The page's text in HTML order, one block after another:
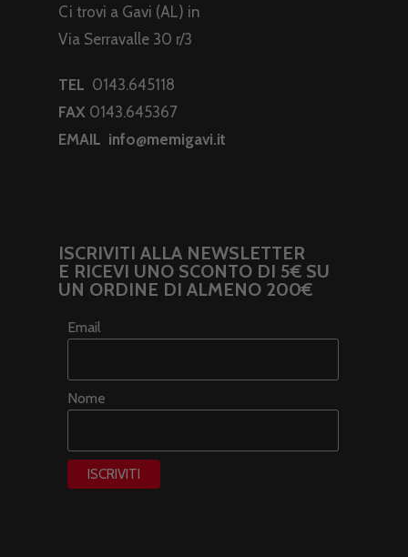
Ci trovi a Gavi (AL) in
Via Serravalle 30 r/3
TEL 0143.645118
FAX 0143.645367
EMAIL info@memigavi.it
ISCRIVITI ALLA NEWSLETTER
E RICEVI UNO SCONTO DI 5€ SU
UN ORDINE DI ALMENO 200€
Email
Nome